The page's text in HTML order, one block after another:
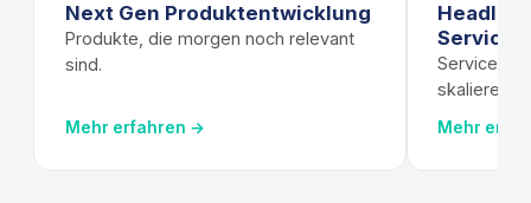
Next Gen Produktentwicklung
Produkte, die morgen noch relevant
sind.
Mehr erfahren →
skalieren.
Mehr